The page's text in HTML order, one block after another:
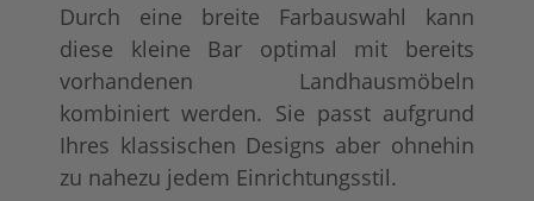
Durch eine breite Farbauswahl kann
diese kleine Bar optimal mit bereits
vorhandenen Landhausmöbeln
kombiniert werden. Sie passt aufgrund
Ihres klassischen Designs aber ohnehin
zu nahezu jedem Einrichtungsstil.